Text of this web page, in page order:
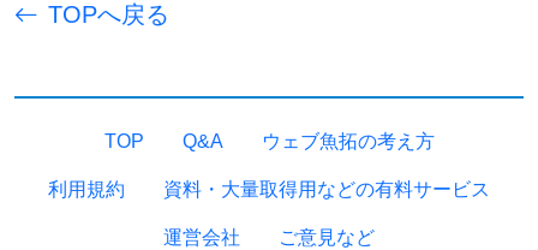
TOPへ戻る
TOP Q&A ウェブ魚拓の考え方
利用規約 資料・大量取得用などの有料サービス
運営会社 ご意見など